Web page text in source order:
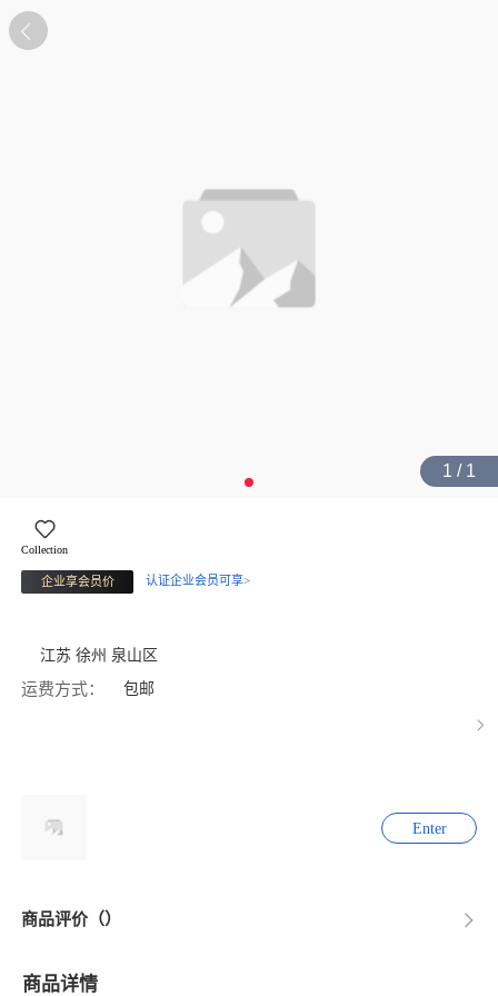
1 / 1
Collection
企业享会员价 认证企业会员可享>
江苏 徐州 泉山区
运费方式： 包邮
Enter
商品评价（）
商品详情